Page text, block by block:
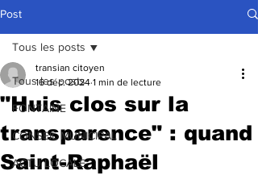
Post
Tous les posts
FONTAINE
CONSEIL MUNICIPAL
ACTU LOCALE
Tous les posts
"Huis clos sur la
transparence" : quand
Saint-Raphaël
transian citoyen
16 déc. 2024 1 min de lecture